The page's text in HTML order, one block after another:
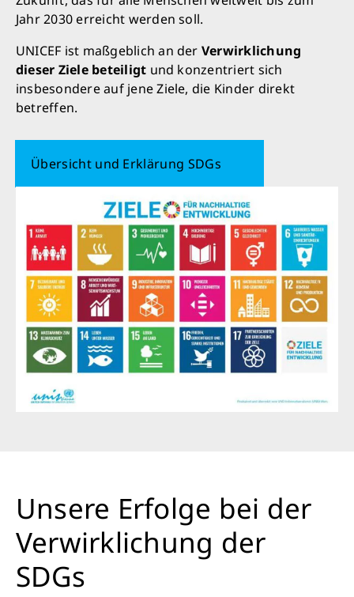
Jahr 2030 erreicht werden soll.
UNICEF ist maßgeblich an der Verwirklichung
dieser Ziele beteiligt und konzentriert sich
insbesondere auf jene Ziele, die Kinder direkt
betreffen.
Übersicht und Erklärung SDGs
Unsere Erfolge bei der
Verwirklichung der
SDGs